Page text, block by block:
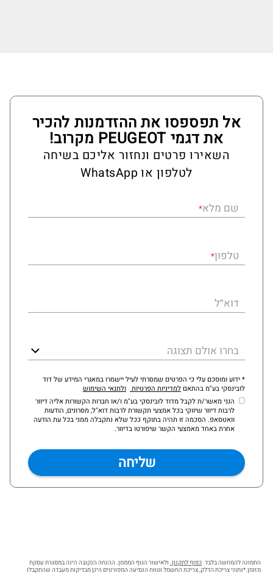
אל תפספסו את ההזדמנות להכיר
את דגמי PEUGEOT מקרוב!
השאירו פרטים ונחזור אליכם בשיחה
לטלפון או WhatsApp
שם מלא*
טלפון*
דוא״ל
בחרו אולם תצוגה
* ידוע ומוסכם עלי כי הפרטים שמסרתי לעיל יישמרו במאגרי המידע של דוד
לובינסקי בע"מ בהתאםלמדיניות הפרטיות ולתנאי השימוש
הנני מאשר/ת לקבל מדוד לובינסקי בע"מ ו/או חברות הקשורות אליה דיוור
לרבות דיוור שיווקי בכל אמצעי תקשורת לרבות דוא"ל, מסרונים, הודעות
וואטסאפ. הסכמה זו תהיה בתוקף ככל שלא נתקבלה ממני בכל עת הודעה
אחרת באחד מאמצעי הקשר שיפורטו בדיוור.
התמונה להמחשה בלבד.כפוף לתקנון. ולאישור הגוף המממן. ההנחה הנקובה הינה במסגרת עסקת
מזומן.*נתוני צריכת הדלק, צריכת החשמל וטווח הנסיעה המפורטים הינן מבדיקות מעבדה שהתקבלו